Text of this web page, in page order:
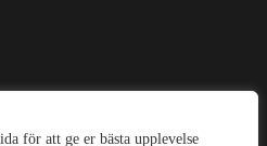
för att ge er bästa upplevelse